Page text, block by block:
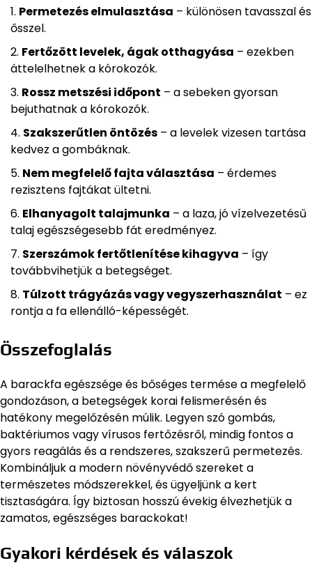
Permetezés elmulasztása – különösen tavasszal és
ősszel.
Fertőzött levelek, ágak otthagyása – ezekben
áttelelhetnek a kórokozók.
Rossz metszési időpont – a sebeken gyorsan
bejuthatnak a kórokozók.
Szakszerűtlen öntözés – a levelek vizesen tartása
kedvez a gombáknak.
Nem megfelelő fajta választása – érdemes
rezisztens fajtákat ültetni.
Elhanyagolt talajmunka – a laza, jó vízelvezetésű
talaj egészségesebb fát eredményez.
Szerszámok fertőtlenítése kihagyva – így
továbbvihetjük a betegséget.
Túlzott trágyázás vagy vegyszerhasználat – ez
rontja a fa ellenálló-képességét.
Összefoglalás
A barackfa egészsége és bőséges termése a megfelelő
gondozáson, a betegségek korai felismerésén és
hatékony megelőzésén múlik. Legyen szó gombás,
baktériumos vagy vírusos fertőzésről, mindig fontos a
gyors reagálás és a rendszeres, szakszerű permetezés.
Kombináljuk a modern növényvédő szereket a
természetes módszerekkel, és ügyeljünk a kert
tisztaságára. Így biztosan hosszú évekig élvezhetjük a
zamatos, egészséges barackokat!
Gyakori kérdések és válaszok